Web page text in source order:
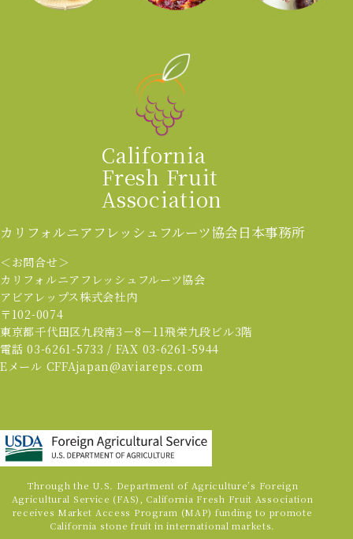
California
Fresh Fruit
Association
カリフォルニアフレッシュフルーツ協会日本事務所
＜お問合せ＞
カリフォルニアフレッシュフルーツ協会
アビアレップス株式会社内
〒102-0074
東京都千代田区九段南3－8－11飛栄九段ビル3階
電話 03-6261-5733 / FAX 03-6261-5944
Eメール CFFAjapan@aviareps.com
Through the U.S. Department of Agriculture’s Foreign
Agricultural Service (FAS), California Fresh Fruit Association
receives Market Access Program (MAP) funding to promote
California stone fruit in international markets.